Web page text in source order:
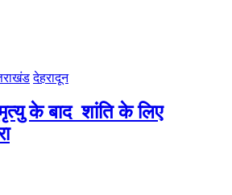
देहरादून
के बाद शांति के लिए